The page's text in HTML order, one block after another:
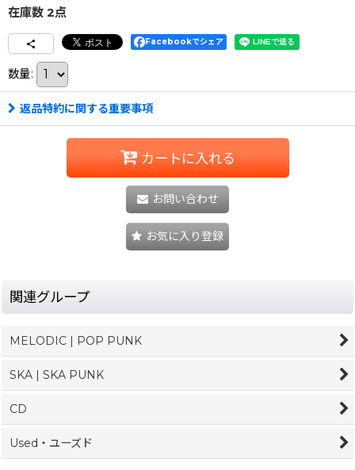
在庫数 2点
Facebookでシェア
数量:
返品特約に関する重要事項
カートに入れる
お問い合わせ
お気に入り登録
関連グループ
MELODIC | POP PUNK
SKA | SKA PUNK
CD
Used・ユーズド